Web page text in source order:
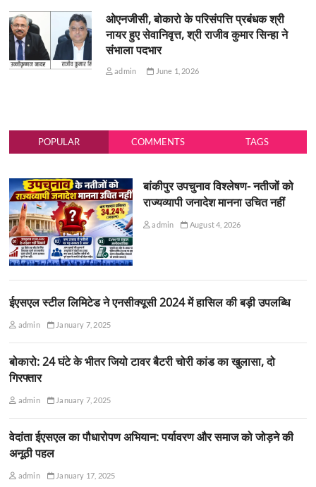
ओएनजीसी, बोकारो के परिसंपत्ति प्रबंधक श्री
नायर हुए सेवानिवृत्त, श्री राजीव कुमार सिन्हा ने
संभाला पदभार
admin June 1, 2026
POPULAR COMMENTS TAGS
बांकीपुर उपचुनाव विश्लेषण- नतीजों को
राज्यव्यापी जनादेश मानना उचित नहीं
admin August 4, 2026
ईएसएल स्टील लिमिटेड ने एनसीक्यूसी 2024 में हासिल की बड़ी उपलब्धि
admin January 7, 2025
बोकारो: 24 घंटे के भीतर जियो टावर बैटरी चोरी कांड का खुलासा, दो
गिरफ्तार
admin January 7, 2025
वेदांता ईएसएल का पौधारोपण अभियान: पर्यावरण और समाज को जोड़ने की
अनूठी पहल
admin January 17, 2025